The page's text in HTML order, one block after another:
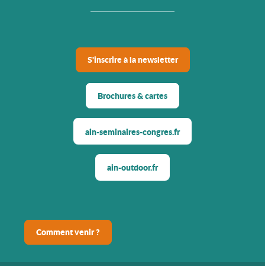
S'inscrire à la newsletter
Brochures & cartes
ain-seminaires-congres.fr
ain-outdoor.fr
Comment venir ?